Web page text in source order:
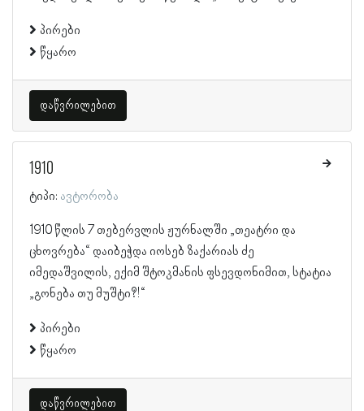
პირები
წყარო
დაწვრილებით
1910
ტიპი: ავტორობა
1910 წლის 7 თებერვლის ჟურნალში „თეატრი და
ცხოვრება“ დაიბეჭდა იოსებ ზაქარიას ძე
იმედაშვილის, ექიმ შტოკმანის ფსევდონიმით, სტატია
„გონება თუ მუშტი?!“
პირები
წყარო
დაწვრილებით